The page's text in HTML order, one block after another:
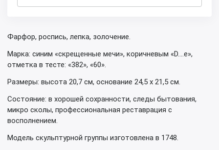
Фарфор, роспись, лепка, золочение.
Марка: синим «скрещенные мечи», коричневым «D….e»,
отметка в тесте: «382», «60».
Размеры: высота 20,7 см, основание 24,5 х 21,5 см.
Состояние: в хорошей сохранности, следы бытования,
микро сколы, профессиональная реставрация с
восполнением.
Модель скульптурной группы изготовлена в 1748.